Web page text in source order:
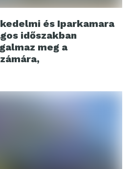
és Iparkamara
időszakban
meg a